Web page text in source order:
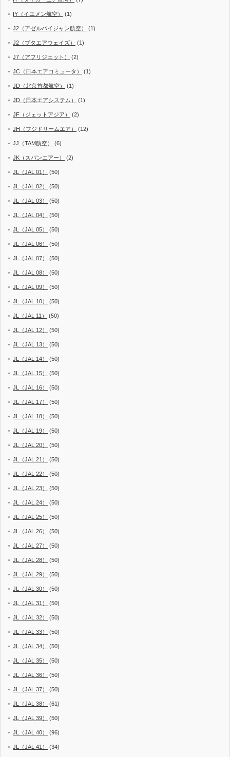
IY（イエメン航空） (1)
J2（アゼルバイジャン航空） (1)
J2（ブタエアウェイズ） (1)
J7（アフリジェット） (2)
JC（日本エアコミュータ） (1)
JD（北京首都航空） (1)
JD（日本エアシステム） (1)
JF（ジェットアジア） (2)
JH（フジドリームエア） (12)
JJ（TAM航空） (6)
JK（スパンエアー） (2)
JL（JAL 01） (50)
JL（JAL 02） (50)
JL（JAL 03） (50)
JL（JAL 04） (50)
JL（JAL 05） (50)
JL（JAL 06） (50)
JL（JAL 07） (50)
JL（JAL 08） (50)
JL（JAL 09） (50)
JL（JAL 10） (50)
JL（JAL 11） (50)
JL（JAL 12） (50)
JL（JAL 13） (50)
JL（JAL 14） (50)
JL（JAL 15） (50)
JL（JAL 16） (50)
JL（JAL 17） (50)
JL（JAL 18） (50)
JL（JAL 19） (50)
JL（JAL 20） (50)
JL（JAL 21） (50)
JL（JAL 22） (50)
JL（JAL 23） (50)
JL（JAL 24） (50)
JL（JAL 25） (50)
JL（JAL 26） (50)
JL（JAL 27） (50)
JL（JAL 28） (50)
JL（JAL 29） (50)
JL（JAL 30） (50)
JL（JAL 31） (50)
JL（JAL 32） (50)
JL（JAL 33） (50)
JL（JAL 34） (50)
JL（JAL 35） (50)
JL（JAL 36） (50)
JL（JAL 37） (50)
JL（JAL 38） (61)
JL（JAL 39） (50)
JL（JAL 40） (96)
JL（JAL 41） (34)